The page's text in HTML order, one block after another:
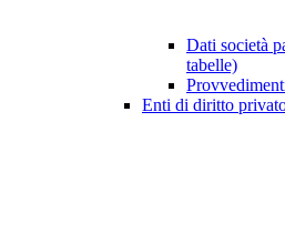
Dati società
tabelle)
Enti di diritto